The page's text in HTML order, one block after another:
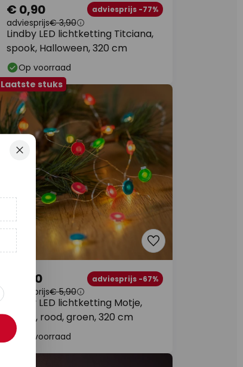
Lindby LED lichtketting Titciana,
spook, Halloween, 320 cm
€ 0,90 adviesprijs -77%
adviesprijs€ 3,90
Op voorraad
Laatste stuks
Lindby LED lichtketting Motje,
ballen, rood, groen, 320 cm
€ 1,90 adviesprijs -67%
adviesprijs€ 5,90
Op voorraad
Sluiten